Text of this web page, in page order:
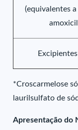
(equivalentes
*Croscarmelose
laurilsulfato de
Apresentação do